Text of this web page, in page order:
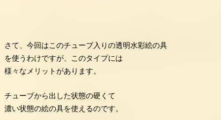
さて、今回はこのチューブ入りの透明水彩絵の具
を使うわけですが、このタイプには
様々なメリットがあります。
チューブから出した状態の硬くて
濃い状態の絵の具を使えるのです。